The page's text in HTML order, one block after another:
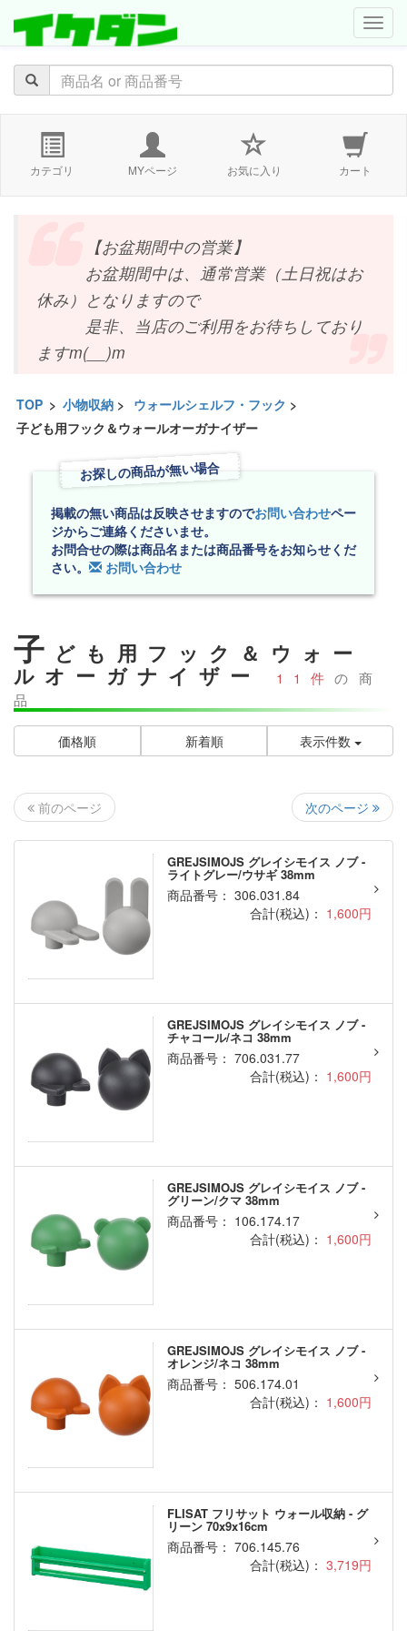
カテゴリ MYページ お気に入り カート
【お盆期間中の営業】
お盆期間中は、通常営業（土日祝はお
休み）となりますので
是非、当店のご利用をお待ちしており
ますm(__)m
TOP > 小物収納 > ウォールシェルフ・フック >
子ども用フック＆ウォールオーガナイザー
お探しの商品が無い場合
掲載の無い商品は反映させますのでお問い合わせペー
ジからご連絡くださいませ。
お問合せの際は商品名または商品番号をお知らせくだ
さい。
お問い合わせ
子 ども用フック＆ウォー
ルオーガナイザー 11件の商
品
価格順 新着順 表示件数
前のページ 次のページ
GREJSIMOJS グレイシモイス ノブ -
ライトグレー/ウサギ 38mm
商品番号： 306.031.84
合計(税込)： 1,600円
GREJSIMOJS グレイシモイス ノブ -
チャコール/ネコ 38mm
商品番号： 706.031.77
合計(税込)： 1,600円
GREJSIMOJS グレイシモイス ノブ -
グリーン/クマ 38mm
商品番号： 106.174.17
合計(税込)： 1,600円
GREJSIMOJS グレイシモイス ノブ -
オレンジ/ネコ 38mm
商品番号： 506.174.01
合計(税込)： 1,600円
FLISAT フリサット ウォール収納 - グ
リーン 70x9x16cm
商品番号： 706.145.76
合計(税込)： 3,719円